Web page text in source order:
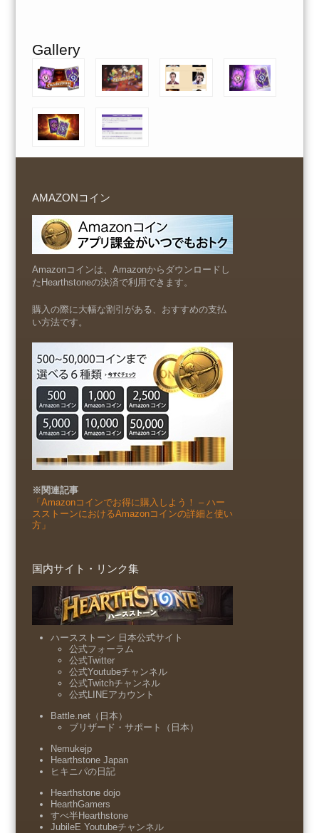
Gallery
AMAZONコイン
Amazonコインは、Amazonからダウンロードし
たHearthstoneの決済で利用できます。
購入の際に大幅な割引がある、おすすめの支払
い方法です。
※関連記事
「Amazonコインでお得に購入しよう！ – ハー
スストーンにおけるAmazonコインの詳細と使い
方」
国内サイト・リンク集
ハースストーン 日本公式サイト
公式フォーラム
公式Twitter
公式Youtubeチャンネル
公式Twitchチャンネル
公式LINEアカウント
Battle.net（日本）
ブリザード・サポート（日本）
Nemukejp
Hearthstone Japan
ヒキニパの日記
Hearthstone dojo
HearthGamers
すべ半Hearthstone
JubileE Youtubeチャンネル